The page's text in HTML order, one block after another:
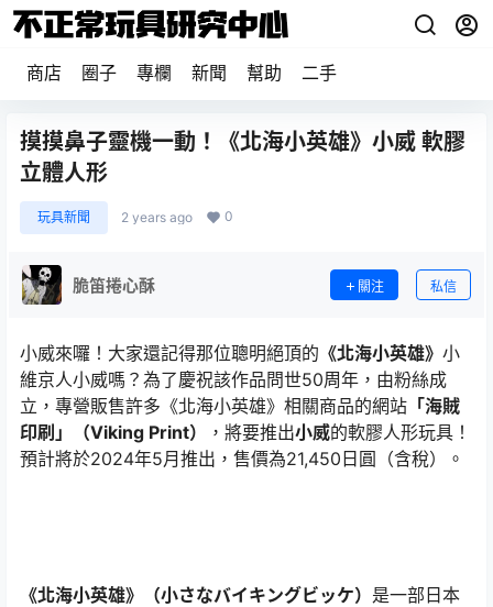
商店 圈子 專欄 新聞 幫助 二手
摸摸鼻子靈機一動！《北海小英雄》小威 軟膠
立體人形
玩具新聞 2 years ago 0
脆笛捲心酥 關注 私信
小威來囉！大家還記得那位聰明絕頂的 《北海小英雄》 小
維京人小威嗎？為了慶祝該作品問世50周年，由粉絲成
立，專營販售許多《北海小英雄》相關商品的網站 「海賊
印刷」（Viking Print）
，將要推出小威的軟膠人形玩具！
預計將於2024年5月推出，售價為21,450日圓（含稅）。
《北海小英雄》（小さなバイキングビッケ） 是一部日本